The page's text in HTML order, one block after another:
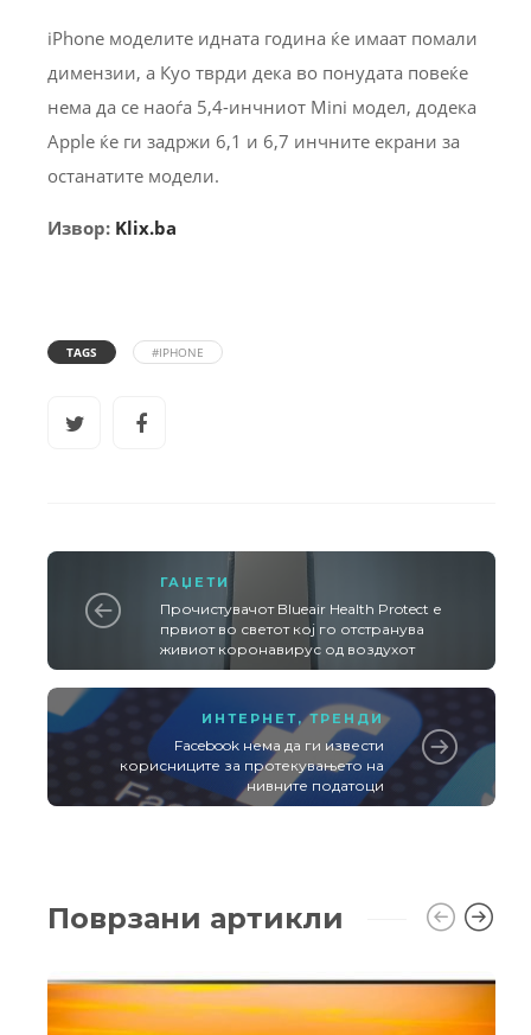
iPhone моделите идната година ќе имаат помали
димензии, а Куо тврди дека во понудата повеќе
нема да се наоѓа 5,4-инчниот Mini модел, додека
Apple ќе ги задржи 6,1 и 6,7 инчните екрани за
останатите модели.
Извор: Klix.ba
TAGS #IPHONE
ГАЏЕТИ
Прочистувачот Blueair Health Protect е
првиот во светот кој го отстранува
живиот коронавирус од воздухот
ИНТЕРНЕТ,ТРЕНДИ
Facebook нема да ги извести
корисниците за протекувањето на
нивните податоци
Поврзани артикли